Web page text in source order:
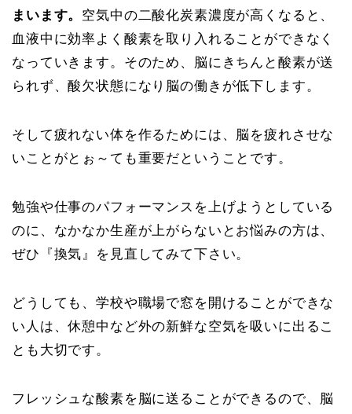
まいます。 空気中の二酸化炭素濃度が高くなると、
血液中に効率よく酸素を取り入れることができなく
なっていきます。そのため、脳にきちんと酸素が送
られず、酸欠状態になり脳の働きが低下します。
そして疲れない体を作るためには、脳を疲れさせな
いことがとぉ～ても重要だということです。
勉強や仕事のパフォーマンスを上げようとしている
のに、なかなか生産が上がらないとお悩みの方は、
ぜひ『換気』を見直してみて下さい。
どうしても、学校や職場で窓を開けることができな
い人は、休憩中など外の新鮮な空気を吸いに出るこ
とも大切です。
フレッシュな酸素を脳に送ることができるので、脳